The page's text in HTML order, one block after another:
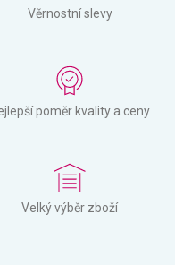
Věrnostní slevy
poměr kvality a ceny
Velký výběr zboží